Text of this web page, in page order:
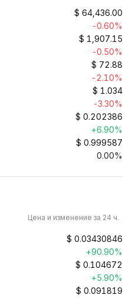
$ 64,436.00
-0.60%
$ 1,907.15
-0.50%
$ 72.88
-2.10%
$ 1.034
-3.30%
$ 0.202386
+6.90%
$ 0.999587
0.00%
Цена и изменение за 24 ч.
$ 0.03430846
+90.90%
$ 0.104672
+5.90%
$ 0.091819